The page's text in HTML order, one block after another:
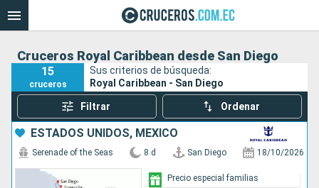
Cruceros Royal Caribbean desde San Diego
15
cruceros
Sus criterios de búsqueda:
Royal Caribbean - San Diego
Filtrar Ordenar
ESTADOS UNIDOS, MÉXICO
Serenade of the Seas 8 d San Diego 18/10/2026
Precio especial familias